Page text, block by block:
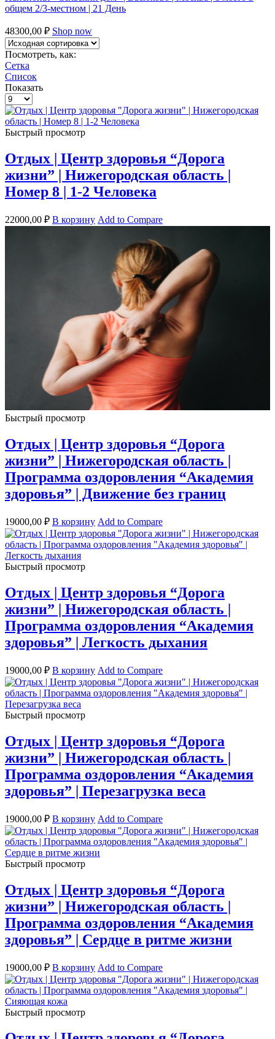
общем 2/3-местном | 21 День
48300,00 ₽ Shop now
Посмотреть, как:
Сетка
Список
Показать
Товаров
на
странице
Быстрый просмотр
Отдых | Центр здоровья “Дорога
жизни” | Нижегородская область |
Номер 8 | 1-2 Человека
22000,00 ₽ В корзину Add to Compare
Быстрый просмотр
Отдых | Центр здоровья “Дорога
жизни” | Нижегородская область |
Программа оздоровления “Академия
здоровья” | Движение без границ
19000,00 ₽ В корзину Add to Compare
Быстрый просмотр
Отдых | Центр здоровья “Дорога
жизни” | Нижегородская область |
Программа оздоровления “Академия
здоровья” | Легкость дыхания
19000,00 ₽ В корзину Add to Compare
Быстрый просмотр
Отдых | Центр здоровья “Дорога
жизни” | Нижегородская область |
Программа оздоровления “Академия
здоровья” | Перезагрузка веса
19000,00 ₽ В корзину Add to Compare
Быстрый просмотр
Отдых | Центр здоровья “Дорога
жизни” | Нижегородская область |
Программа оздоровления “Академия
здоровья” | Сердце в ритме жизни
19000,00 ₽ В корзину Add to Compare
Быстрый просмотр